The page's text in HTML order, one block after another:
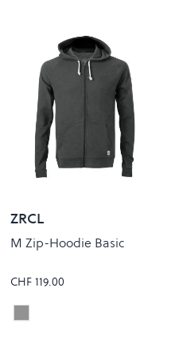
ZRCL
M Zip-Hoodie Basic
CHF 119.00
Colour
Onyx